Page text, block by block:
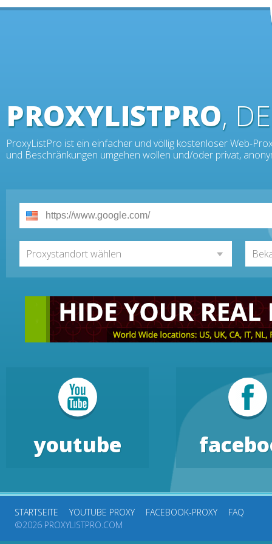
PROXYLISTPRO,
ProxyListPro ist ein einfacher und völlig kostenloser Web-
und Beschränkungen umgehen wollen und/oder privat,
Proxystandort wählen
youtube
STARTSEITE YOUTUBE PROXY FACEBOOK-PROXY
FAQ
©2026 PROXYLISTPRO.COM